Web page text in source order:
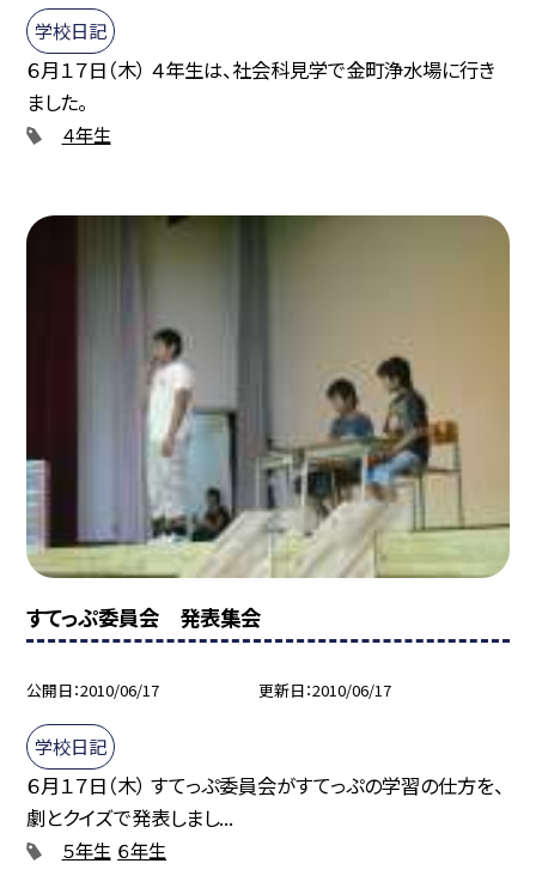
学校日記
６月１７日（木） ４年生は、社会科見学で金町浄水場に行き
ました。
４年生
すてっぷ委員会 発表集会
公開日 2010/06/17 更新日 2010/06/17
学校日記
６月１７日（木） すてっぷ委員会がすてっぷの学習の仕方を、
劇とクイズで発表しまし...
５年生 ６年生